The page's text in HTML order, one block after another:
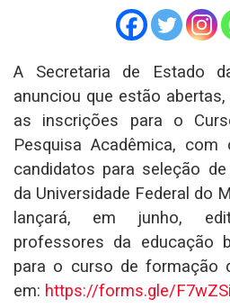
A Secretaria de Estado
anunciou que estão
as inscrições para o
Pesquisa Acadêmica,
candidatos para seleção
da Universidade Federal do
lançará, em junho,
professores da educação
para o curso de formação
em: https://forms.gle/